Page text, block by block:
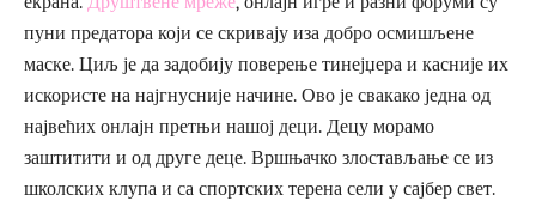
пуни предатора који се скривају иза добро осмишљене
маске. Циљ је да задобију поверење тинејџера и касније их
искористе на најгнусније начине. Ово је свакако једна од
највећих онлајн претњи нашој деци. Децу морамо
заштитити и од друге деце. Вршњачко злостављање се из
школских клупа и са спортских терена сели у сајбер свет.